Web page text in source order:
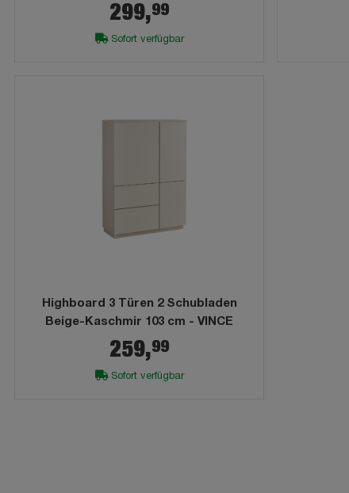
299,99
Sofort verfügbar
Highboard 3 Türen 2 Schubladen
Beige-Kaschmir 103 cm - VINCE
259,99
Sofort verfügbar